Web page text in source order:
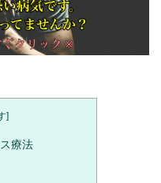
]
療法